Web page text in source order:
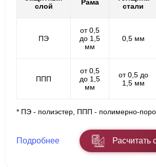
слой
Рама
стали
ПЭ
от 0,5
до 1,5
мм
0,5 мм
ППП
от 0,5
до 1,5
мм
от 0,5 до
1,5 мм
* ПЭ - полиэстер, ППП - полимерно-
Подробнее Расчитать